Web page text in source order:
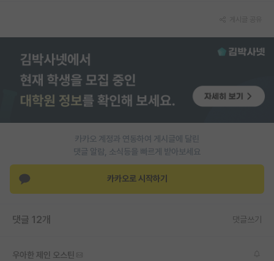
커리어
유학교육
이벤트
반도체 아카데미
재팬라운지 🌸
카카오 계정과 연동하여 게시글에 달린
댓글 알람, 소식등을 빠르게 받아보세요
카카오로 시작하기
댓글 12개 댓글쓰기
우아한 제인 오스틴